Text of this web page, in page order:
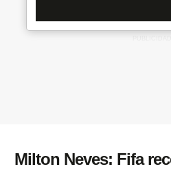
Milton Neves: Fifa